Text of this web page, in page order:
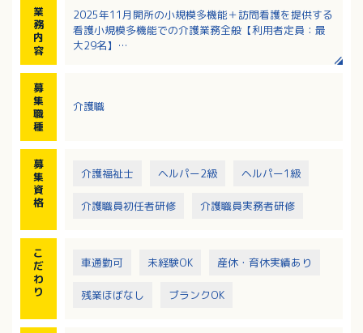
業
務
内
容
2025年11月開所の小規模多機能＋訪問看護を提供する
看護小規模多機能での介護業務全般【利用者定員：最
大29名】
・見守り等それに伴う業務全般
募
集
職
種
介護職
募
集
資
格
介護福祉士 ヘルパー2級 ヘルパー1級
介護職員初任者研修 介護職員実務者研修
こ
だ
わ
り
車通勤可 未経験OK 産休・育休実績あり
残業ほぼなし ブランクOK